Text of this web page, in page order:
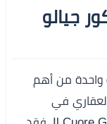
جيالو
واحدة من أهم
في